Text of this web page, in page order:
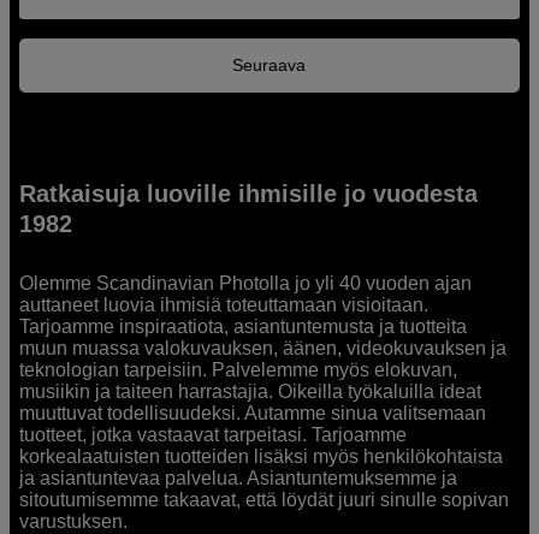
Seuraava
Ratkaisuja luoville ihmisille jo vuodesta
1982
Olemme Scandinavian Photolla jo yli 40 vuoden ajan
auttaneet luovia ihmisiä toteuttamaan visioitaan.
Tarjoamme inspiraatiota, asiantuntemusta ja tuotteita
muun muassa valokuvauksen, äänen, videokuvauksen ja
teknologian tarpeisiin. Palvelemme myös elokuvan,
musiikin ja taiteen harrastajia. Oikeilla työkaluilla ideat
muuttuvat todellisuudeksi. Autamme sinua valitsemaan
tuotteet, jotka vastaavat tarpeitasi. Tarjoamme
korkealaatuisten tuotteiden lisäksi myös henkilökohtaista
ja asiantuntevaa palvelua. Asiantuntemuksemme ja
sitoutumisemme takaavat, että löydät juuri sinulle sopivan
varustuksen.